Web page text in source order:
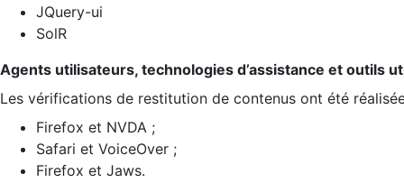
JQuery-ui
SolR
Agents utilisateurs, technologies d’assistance et outils
Les vérifications de restitution de contenus ont été
Firefox et NVDA ;
Safari et VoiceOver ;
Firefox et Jaws.